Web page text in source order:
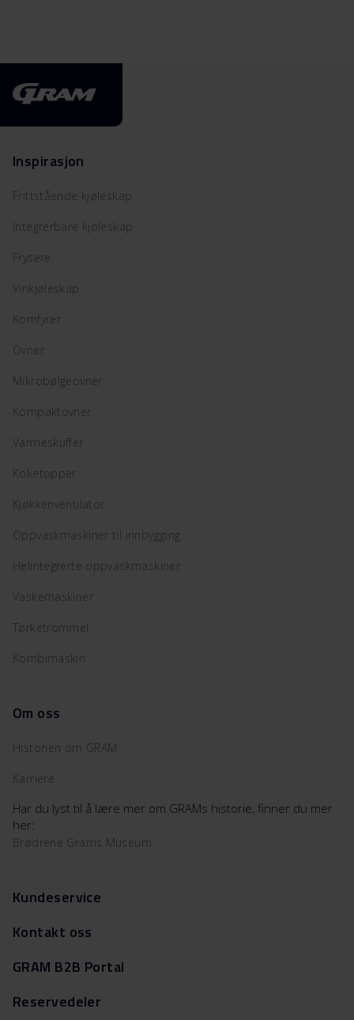
Inspirasjon
Frittstående kjøleskap
Integrerbare kjøleskap
Frysere
Vinkjøleskap
Komfyrer
Ovner
Mikrobølgeovner
Kompaktovner
Varmeskuffer
Koketopper
Kjøkkenventilator
Oppvaskmaskiner til innbygging
Helintegrerte oppvaskmaskiner
Vaskemaskiner
Tørketrommel
Kombimaskin
Om oss
Historien om GRAM
Karriere
Har du lyst til å lære mer om GRAMs historie, finner du mer
her:
Brødrene Grams Museum
Kundeservice
Kontakt oss
GRAM B2B Portal
Reservedeler